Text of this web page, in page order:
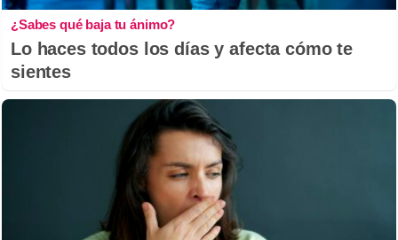
¿Sabes qué baja tu ánimo?
Lo haces todos los días y afecta cómo te
sientes